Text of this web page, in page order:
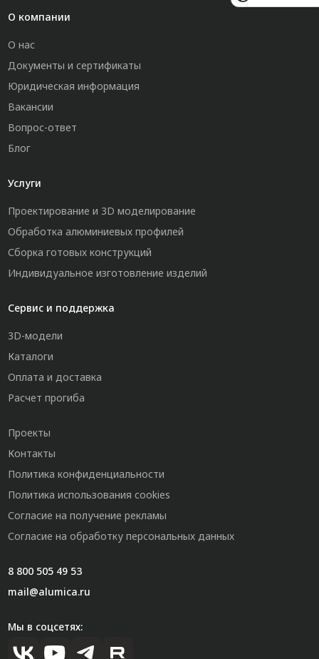
О компании
О нас
Документы и сертификаты
Юридическая информация
Вакансии
Вопрос-ответ
Блог
Услуги
Проектирование и 3D моделирование
Обработка алюминиевых профилей
Сборка готовых конструкций
Индивидуальное изготовление изделий
Сервис и поддержка
3D-модели
Каталоги
Оплата и доставка
Расчет прогиба
Проекты
Контакты
Политика конфиденциальности
Политика использования cookies
Согласие на получение рекламы
Согласие на обработку персональных данных
8 800 505 49 53
mail@alumica.ru
Мы в соцсетях: